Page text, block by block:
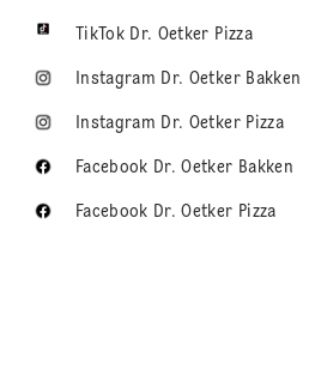
TikTok Dr. Oetker Pizza
Instagram Dr. Oetker Bakken
Instagram Dr. Oetker Pizza
Facebook Dr. Oetker Bakken
Facebook Dr. Oetker Pizza